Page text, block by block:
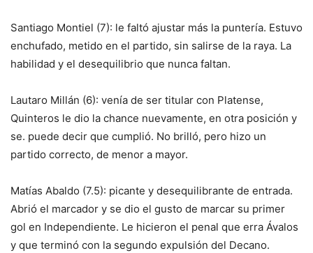
Santiago Montiel (7): le faltó ajustar más la puntería. Estuvo
enchufado, metido en el partido, sin salirse de la raya. La
habilidad y el desequilibrio que nunca faltan.
Lautaro Millán (6): venía de ser titular con Platense,
Quinteros le dio la chance nuevamente, en otra posición y
se. puede decir que cumplió. No brilló, pero hizo un
partido correcto, de menor a mayor.
Matías Abaldo (7.5): picante y desequilibrante de entrada.
Abrió el marcador y se dio el gusto de marcar su primer
gol en Independiente. Le hicieron el penal que erra Ávalos
y que terminó con la segundo expulsión del Decano.